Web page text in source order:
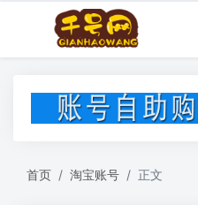
首页 淘宝账号 正文